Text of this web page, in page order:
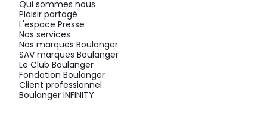
Qui sommes nous
Plaisir partagé
L'espace Presse
Nos services
Nos marques Boulanger
SAV marques Boulanger
Le Club Boulanger
Fondation Boulanger
Client professionnel
Boulanger INFINITY